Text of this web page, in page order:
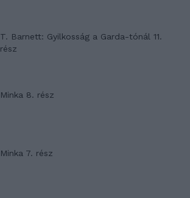
T. Barnett: Gyilkosság a Garda-tónál 11.
rész
Minka 8. rész
Minka 7. rész